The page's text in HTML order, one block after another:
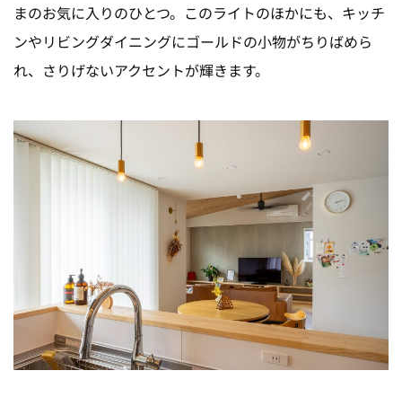
まのお気に入りのひとつ。このライトのほかにも、キッチ
ンやリビングダイニングにゴールドの小物がちりばめら
れ、さりげないアクセントが輝きます。